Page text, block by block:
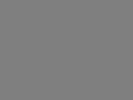
wykonania, a tak korzystna cena. Dla
Zakup, jak najbardziej udany.